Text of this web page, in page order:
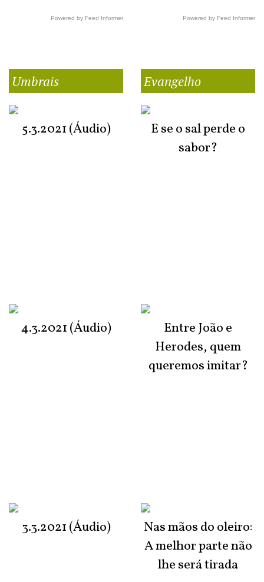
Powered by Feed Informer Powered by Feed Informer
Umbrais
5.3.2021 (Áudio)
4.3.2021 (Áudio)
3.3.2021 (Áudio)
Evangelho
E se o sal perde o
sabor?
Entre João e
Herodes, quem
queremos imitar?
Nas mãos do oleiro:
A melhor parte não
lhe será tirada